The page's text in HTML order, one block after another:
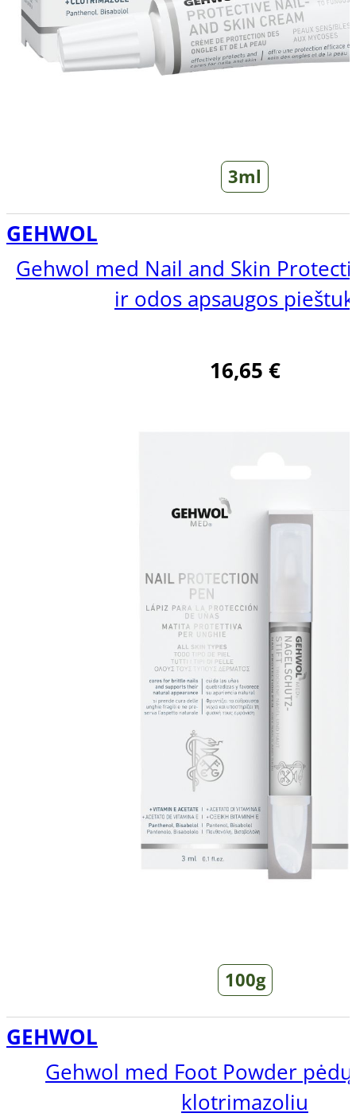
3ml
GEHWOL
Gehwol med Nail and Skin
ir odos apsaugos
16,65 €
100g
GEHWOL
Gehwol med Foot Powder
klotrimazoliu